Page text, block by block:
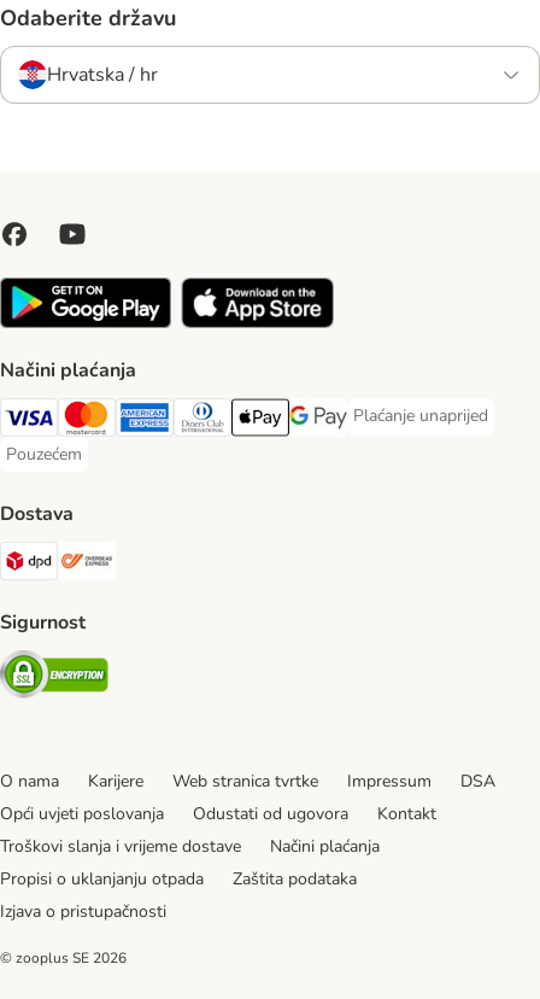
Odaberite državu
Hrvatska / hr
Načini plaćanja
Visa Payment Method
MasterCard Payment Method
American Express Payment Method
Diners Club Payment Method
Payment MethodGoogle pay Payment Method
Plaćanje unaprijed
Plaćanje unaprijed
Pouzećem
Pouzećem Payment Method
Dostava
DPD Shipping Method
Sigurnost
Security
O nama Karijere Web stranica tvrtke Impressum
DSA
Opći uvjeti poslovanja
Odustati od ugovora
Kontakt
Troškovi slanja i vrijeme dostave
Načini plaćanja
Propisi o uklanjanju otpada
Zaštita podataka
Izjava o pristupačnosti
© zooplus SE 2026